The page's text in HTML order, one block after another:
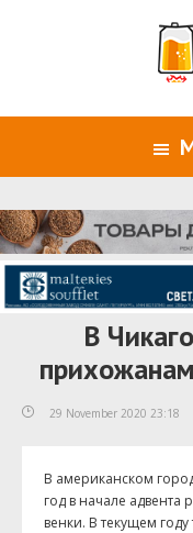
В
29 November 2020 23:18
В американском
год в начале адвента
венки. В текущем